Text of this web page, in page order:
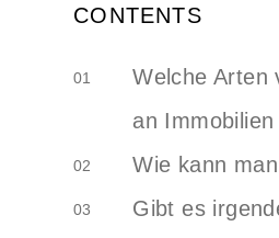
CONTENTS
01
Welche Arten
an
02 Wie kann
03
Gibt es